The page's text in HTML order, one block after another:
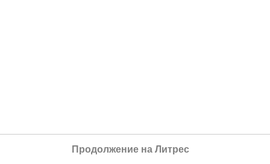
Продолжение на Литрес